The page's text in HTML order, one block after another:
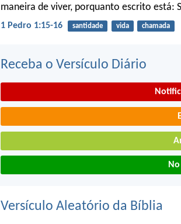
maneira de viver, porquanto escrito está:
1 Pedro 1:15-16 santidade vida chamada
Receba o Versículo Diário
Versículo Aleatório da Bíblia